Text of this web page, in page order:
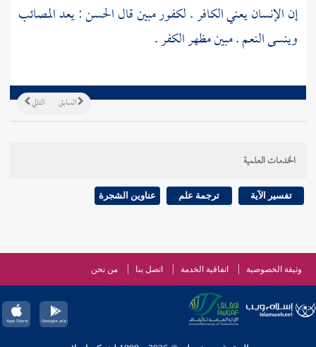
إن الإنسان يعني الكافر . لكفور مبين قالالحسن: يعد المصائب
وينسى النعم . مبين مظهر الكفر .
التالي السابق
الخدمات العلمية
تفسير الآية ترجمة علم عناوين الشجرة
وثيقة الخصوصية اتفاقية الخدمة اتصل بنا من نحن